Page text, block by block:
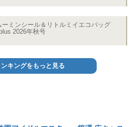
ーミンシール＆リトルミイエコバッグ
2026年秋号
キングをもっと見る